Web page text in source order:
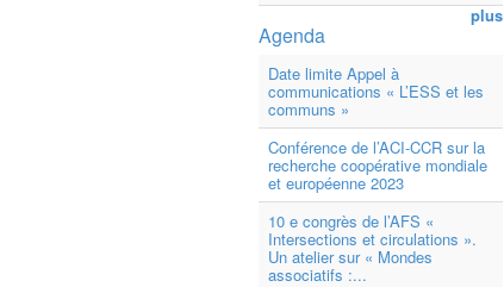
plus
Agenda
Date limite Appel à
communications « L’ESS et les
communs »
Conférence de l’ACI-CCR sur la
recherche coopérative mondiale
et européenne 2023
10 e congrès de l’AFS «
Intersections et circulations ».
Un atelier sur « Mondes
associatifs :...